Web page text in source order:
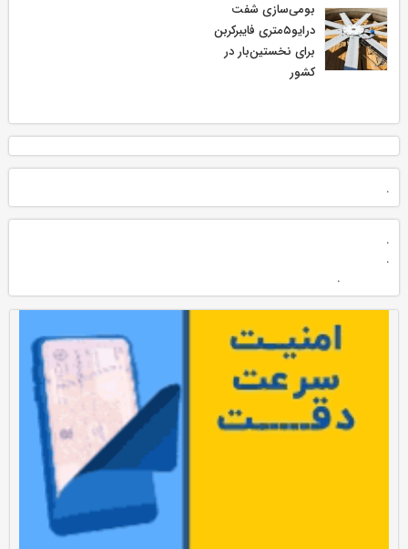
بومی‌سازی شفت
درایو۵متری فایبرکربن
برای نخستین‌بار در
کشور
.
.
.
.